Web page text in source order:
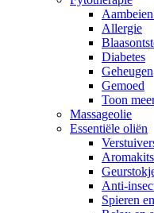
Allergie
Diabetes
Geheugen
Gemoed
Toon
Massageolie
Essentiële oliën
Aromakits
Anti-
Spieren